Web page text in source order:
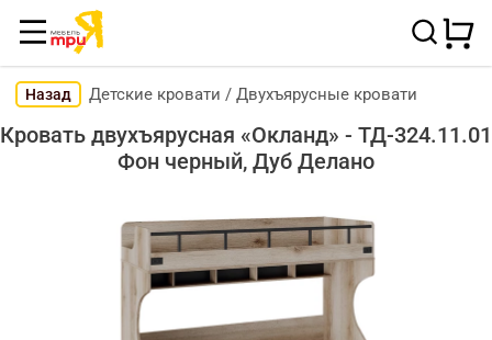
Назад Детские кровати / Двухъярусные кровати
Кровать двухъярусная «Окланд» - ТД-324.11.01
Фон черный, Дуб Делано